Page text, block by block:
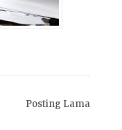
Posting Lama